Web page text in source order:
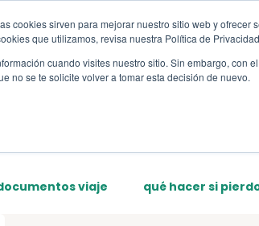
cookies sirven para mejorar nuestro sitio web y
que utilizamos, revisa nuestra Política de
cuando visites nuestro sitio. Sin embargo, con
no se te solicite volver a tomar esta decisión de nuevo.
Sections Template
viaje qué hacer si